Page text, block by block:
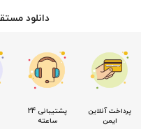
دانلود
پرداخت آنلاین
ایمن
پشتیبانی 24
ساعته